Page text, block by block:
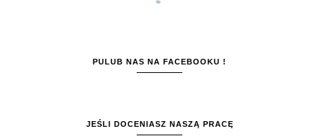
PULUB NAS NA FACEBOOKU !
JEŚLI DOCENIASZ NASZĄ PRACĘ